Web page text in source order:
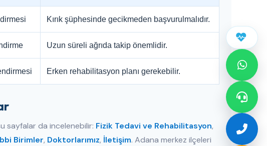
Kırık şüphesinde gecikmeden başvurulmalıdır.
Uzun süreli ağrıda takip önemlidir.
Erken rehabilitasyon planı gerekebilir.
sayfalar da incelenebilir: Fizik Tedavi ve Rehabilitasyon,
Birimler, Doktorlarımız, İletişim. Adana merkez ilçeleri